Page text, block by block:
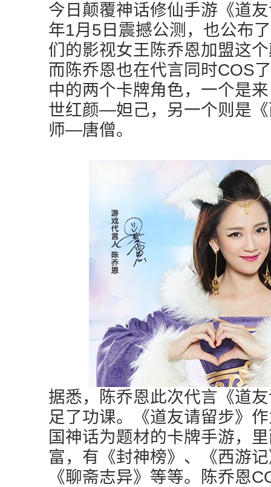
今日颠覆神话修仙手游《道
年1月5日震撼公测，也公布
们的影视女王陈乔恩加盟这
而陈乔恩也在代言同时COS
中的两个卡牌角色，一个是
世红颜—妲己，另一个则是
师—唐僧。
据悉，陈乔恩此次代言《道
足了功课。《道友请留步》
国神话为题材的卡牌手游，
富，有《封神榜》、《西游
《聊斋志异》等等。陈乔恩